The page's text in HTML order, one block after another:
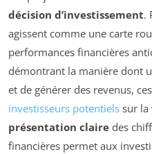
décision d’investissement.
agissent comme une carte
performances financières
démontrant la manière dont
et de générer des revenus,
investisseurs potentiels sur la
présentation claire des
financières permet aux